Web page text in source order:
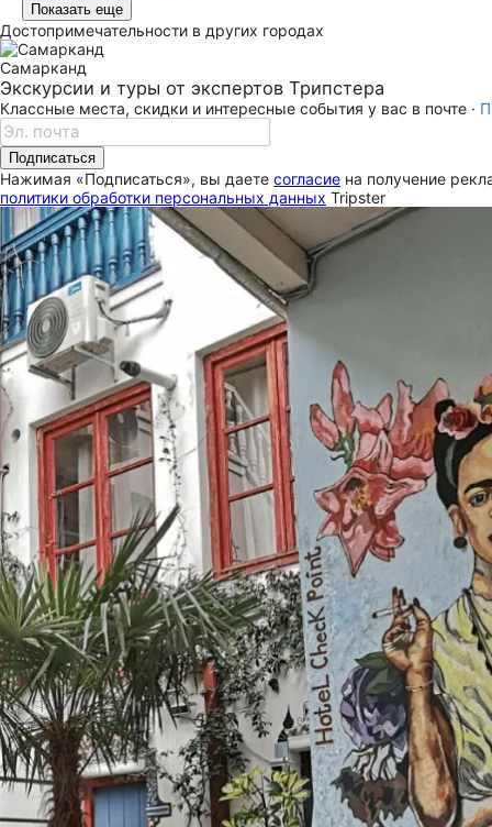
Показать еще
Достопримечательности в других городах
Самарканд
Экскурсии и туры от экспертов Трипстера
Классные места, скидки и интересные события у вас в почте ·
Подписаться
Нажимая «Подписаться», вы даете согласие на получение
политики обработки персональных данных Tripster